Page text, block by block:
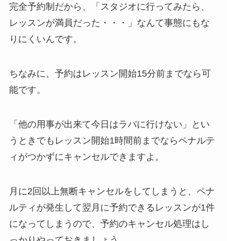
完全予約制だから、
「スタジオに行ってみたら、
レッスンが満員だった・・・」 なんて事態にもな
りにくいんです。
ちなみに、予約はレッスン開始15分前までなら可
能です。
「他の用事が出来て今日はラバに行けない」
とい
うときでもレッスン開始1時間前までならペナルテ
ィがつかずにキャンセルできますよ。
月に2回以上無断キャンセルをしてしまうと、ペナ
ルティが発生して翌月に予約できるレッスンが1件
になってしまうので、予約のキャンセル処理はし